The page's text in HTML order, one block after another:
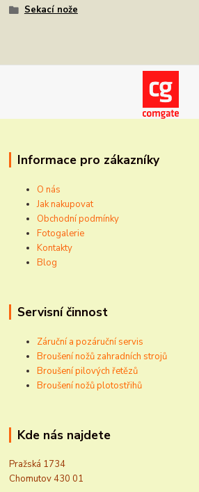
Sekací nože
Informace pro zákazníky
O nás
Jak nakupovat
Obchodní podmínky
Fotogalerie
Kontakty
Blog
Servisní činnost
Záruční a pozáruční servis
Broušení nožů zahradních strojů
Broušení pilových řetězů
Broušení nožů plotostřihů
Kde nás najdete
Pražská 1734
Chomutov 430 01